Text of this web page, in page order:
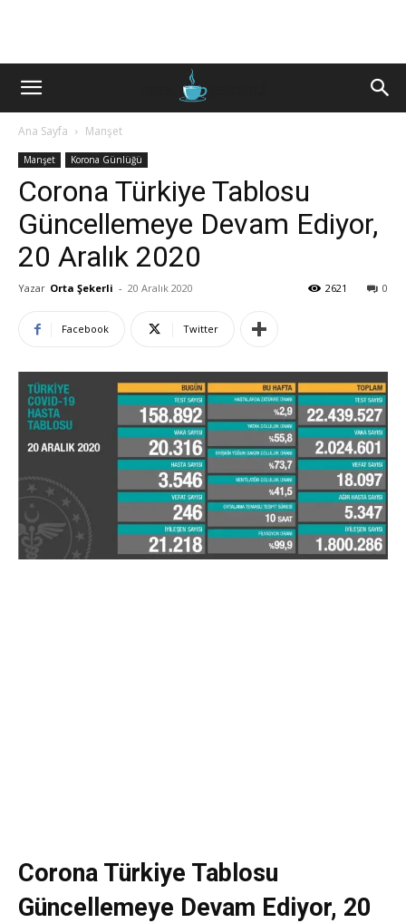
Ana Sayfa Manşet
Manşet Korona Günlüğü
Corona Türkiye Tablosu
Güncellemeye Devam Ediyor,
20 Aralık 2020
Yazar Orta Şekerli - 20 Aralık 2020 0
2621
Facebook Twitter
Corona Türkiye Tablosu
Güncellemeye Devam Ediyor, 20